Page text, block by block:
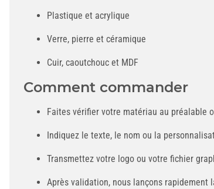
Plastique et acrylique
Verre, pierre et céramique
Cuir, caoutchouc et MDF
Comment commander
Faites vérifier votre matériau au préalable
Indiquez le texte, le nom ou la
Transmettez votre logo ou votre fichier
Après validation, nous lançons rapidement